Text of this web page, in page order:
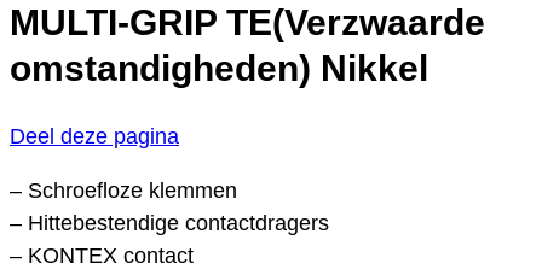
MULTI-GRIP TE(Verzwaarde
omstandigheden) Nikkel
Deel deze pagina
– Schroefloze klemmen
– Hittebestendige contactdragers
– KONTEX contact